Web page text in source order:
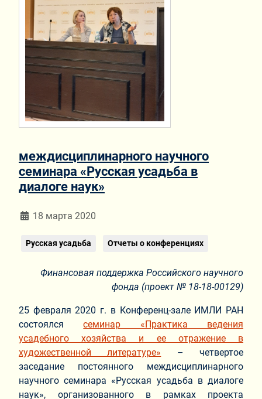
междисциплинарного научного
семинара «Русская усадьба в
диалоге наук»
Информация о материале
18 марта 2020
Русская усадьба Отчеты о конференциях
Финансовая поддержка Российского научного
фонда (проект № 18-18-00129)
25 февраля 2020 г. в Конференц-зале ИМЛИ РАН
состоялсясеминар «Практика ведения
усадебного хозяйства и ее отражение в
художественной литературе» – четвертое
заседание постоянного междисциплинарного
научного семинара «Русская усадьба в диалоге
наук», организованного в рамках проекта